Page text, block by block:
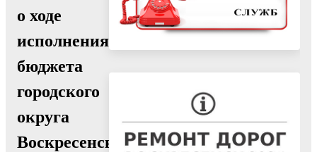
о ходе
исполнения
бюджета
городского
округа
Воскресенск